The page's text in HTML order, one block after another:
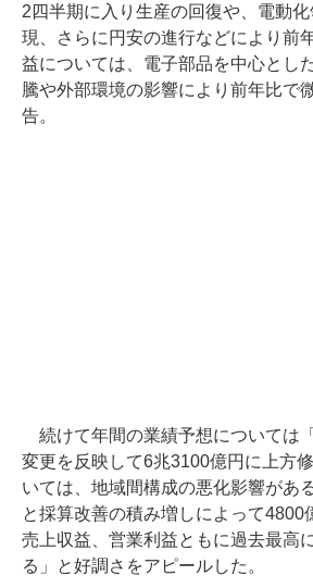
2四半期に入り生産の回復や、電動
現、さらに円安の進行などにより前
益については、電子部品を中心とし
騰や外部環境の影響により前年比で
告。
続けて年間の業績予想については
変更を反映して6兆3100億円に上方
いては、地域間構成の悪化影響があ
と採算改善の積み増しによって4800
売上収益、営業利益ともに過去最高
る」と好調さをアピールした。